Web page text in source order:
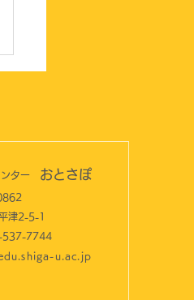
ンター おとさぽ
津2-5-1
7744
u.ac.jp